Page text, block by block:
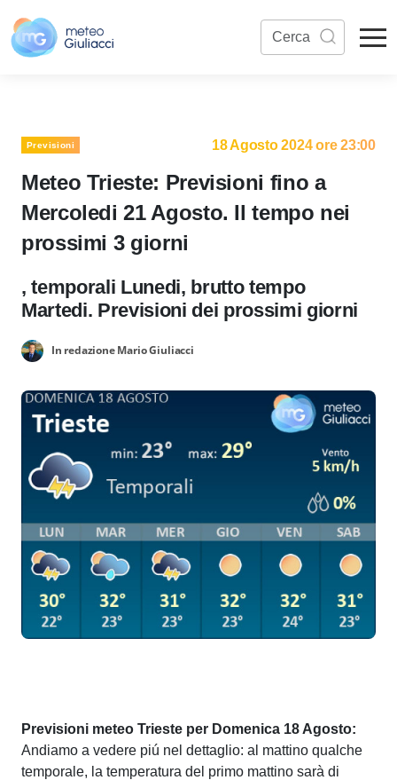
Previsioni 18 Agosto 2024 ore 23:00
Meteo Trieste: Previsioni fino a
Mercoledi 21 Agosto. Il tempo nei
prossimi 3 giorni
, temporali Lunedi, brutto tempo
Martedi. Previsioni dei prossimi giorni
In redazione Mario Giuliacci
Previsioni meteo Trieste per Domenica 18 Agosto:
Andiamo a vedere piú nel dettaglio: al mattino qualche
temporale, la temperatura del primo mattino sarà di